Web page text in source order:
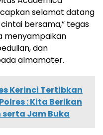
selamat datang
bersama,” tegas
menyampaikan
dan
almamater.
Kerinci Tertibkan
: Kita Berikan
Jam Buka